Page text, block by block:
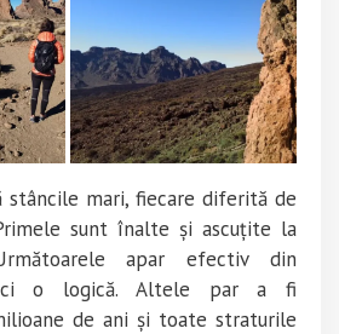
stâncile mari, fiecare diferită de
sunt înalte și ascuțite la
apar efectiv din
o logică. Altele par a fi
de ani și toate straturile